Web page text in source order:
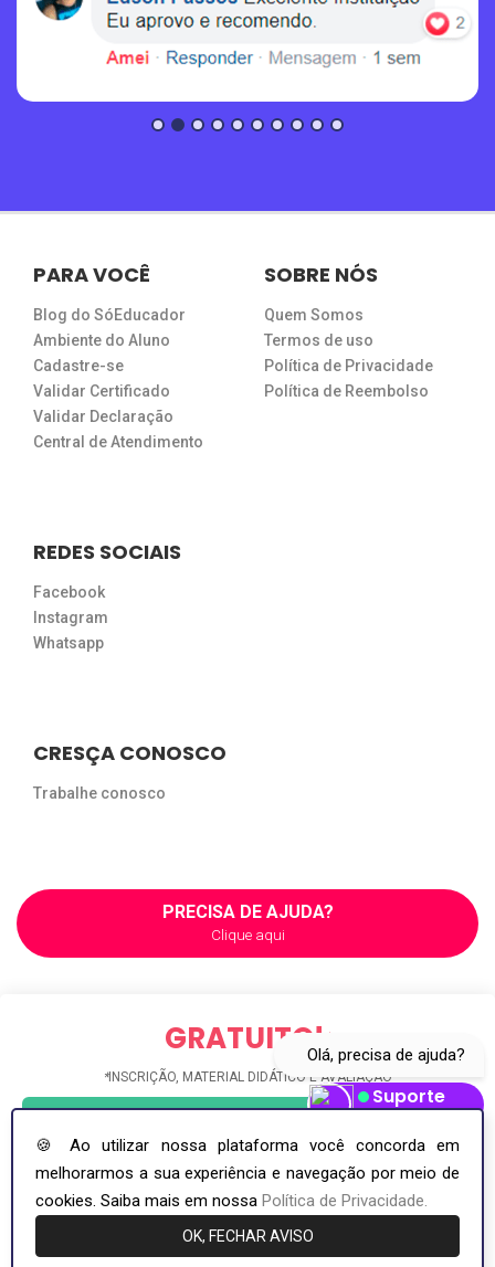
🍪 Ao utilizar nossa plataforma você concorda em
melhorarmos a sua experiência e navegação por meio de
cookies. Saiba mais em nossa Política de Privacidade.
OK, FECHAR AVISO
GRATUITO! *
*INSCRIÇÃO, MATERIAL DIDÁTICO E AVALIAÇÃO
Compartilhe este curso
PARA VOCÊ
Blog do SóEducador
Ambiente do Aluno
Cadastre-se
Validar Certificado
Validar Declaração
Central de Atendimento
SOBRE NÓS
Quem Somos
Termos de uso
Política de Privacidade
Política de Reembolso
REDES SOCIAIS
Facebook
Instagram
Whatsapp
CRESÇA CONOSCO
Trabalhe conosco
PRECISA DE AJUDA?
Clique aqui
COPYRIGHT ©2026. INCI - INSTITUTO NACIONAL DE APERFEIÇOAMENTO
PROFISSIONAL - CNPJ: 36.692.668/0001-94
Olá, precisa de ajuda?
Suporte